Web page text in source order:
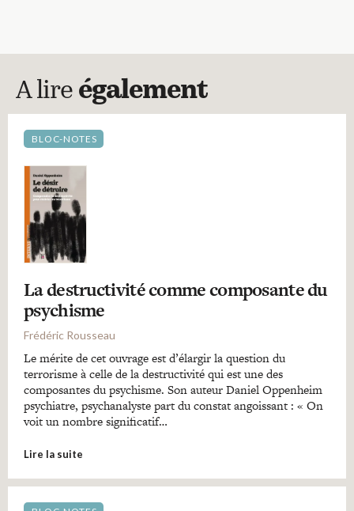
A lire également
BLOC-NOTES
La destructivité comme composante du
psychisme
Frédéric Rousseau
Le mérite de cet ouvrage est d’élargir la question du
terrorisme à celle de la destructivité qui est une des
composantes du psychisme. Son auteur Daniel Oppenheim
psychiatre, psychanalyste part du constat angoissant : « On
voit un nombre significatif…
Lire la suite